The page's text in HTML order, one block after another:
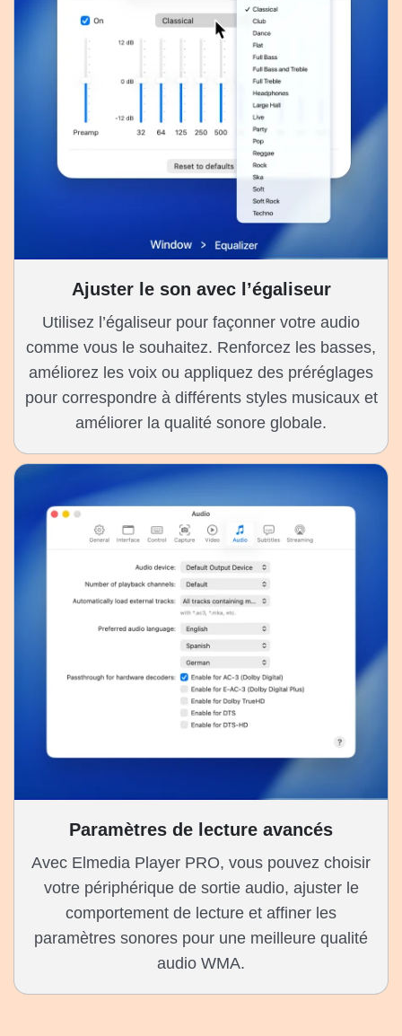
Ajuster le son avec l’égaliseur
Utilisez l’égaliseur pour façonner votre audio
comme vous le souhaitez. Renforcez les basses,
améliorez les voix ou appliquez des préréglages
pour correspondre à différents styles musicaux et
améliorer la qualité sonore globale.
Paramètres de lecture avancés
Avec Elmedia Player PRO, vous pouvez choisir
votre périphérique de sortie audio, ajuster le
comportement de lecture et affiner les
paramètres sonores pour une meilleure qualité
audio WMA.